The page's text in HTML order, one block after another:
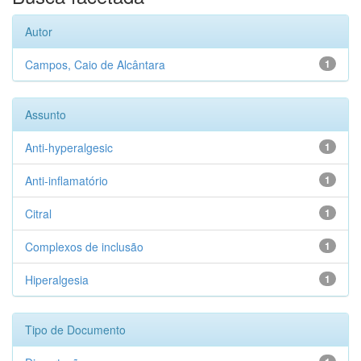
Autor
1
Campos, Caio de Alcântara
Assunto
1
Anti-hyperalgesic
1
Anti-inflamatório
1
Citral
1
Complexos de inclusão
1
Hiperalgesia
Tipo de Documento